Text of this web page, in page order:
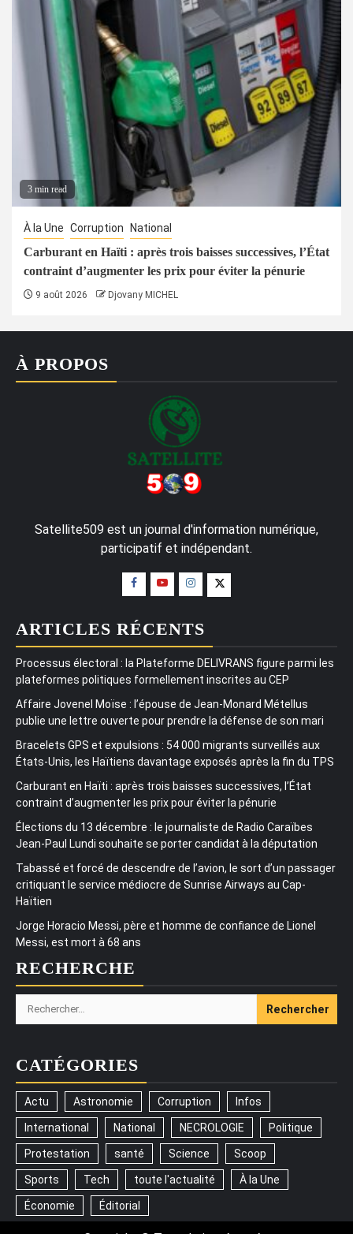
3 min read
À la Une Corruption National
Carburant en Haïti : après trois baisses successives, l’État
contraint d’augmenter les prix pour éviter la pénurie
9 août 2026 Djovany MICHEL
À PROPOS
Satellite509 est un journal d'information numérique,
participatif et indépendant.
ARTICLES RÉCENTS
Processus électoral : la Plateforme DELIVRANS figure parmi les
plateformes politiques formellement inscrites au CEP
Affaire Jovenel Moïse : l’épouse de Jean-Monard Métellus
publie une lettre ouverte pour prendre la défense de son mari
Bracelets GPS et expulsions : 54 000 migrants surveillés aux
États-Unis, les Haïtiens davantage exposés après la fin du TPS
Carburant en Haïti : après trois baisses successives, l’État
contraint d’augmenter les prix pour éviter la pénurie
Élections du 13 décembre : le journaliste de Radio Caraïbes
Jean-Paul Lundi souhaite se porter candidat à la députation
Tabassé et forcé de descendre de l’avion, le sort d’un passager
critiquant le service médiocre de Sunrise Airways au Cap-
Haïtien
Jorge Horacio Messi, père et homme de confiance de Lionel
Messi, est mort à 68 ans
RECHERCHE
Rechercher :
CATÉGORIES
Actu Astronomie Corruption Infos
International National NECROLOGIE Politique
Protestation santé Science Scoop
Sports Tech toute l'actualité À la Une
Économie Éditorial